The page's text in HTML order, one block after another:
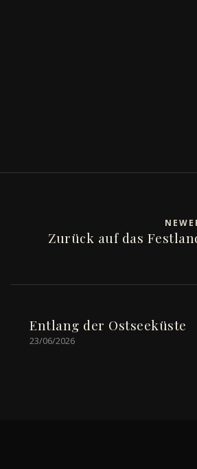
Zurück auf das
Entlang der Ostseeküste
23/06/2026